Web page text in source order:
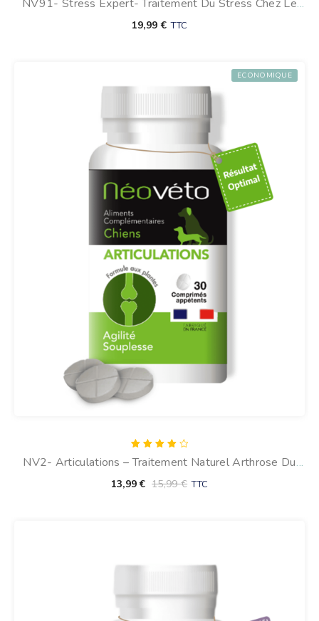
4.00
NV91- Stress Expert- Traitement Du Stress Chez Le
Chien
19,99€ TTC
ECONOMIQUE
4.00
NV2- Articulations – Traitement Naturel Arthrose Du
Chien (30 Comprimés)
13,99€ 15,99€ TTC